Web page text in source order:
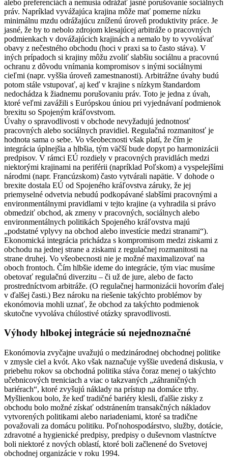
alebo preferenciách a nemusia odrážať jasné porušovanie sociálnych
práv. Napríklad vyvážajúca krajina môže mať pomerne nízku
minimálnu mzdu odrážajúcu zníženú úroveň produktivity práce. Je
jasné, že by to nebolo zdrojom klesajúcej arbitráže o pracovných
podmienkach v dovážajúcich krajinách a nemalo by to vyvolávať
obavy z nečestného obchodu (hoci v praxi sa to často stáva). V
iných prípadoch si krajiny môžu zvoliť slabšiu sociálnu a pracovnú
ochranu z dôvodu vnímania kompromisov s inými sociálnymi
cieľmi (napr. vyššia úroveň zamestnanosti). Arbitrážne úvahy budú
potom stále vstupovať, aj keď v krajine s nízkym štandardom
nedochádza k žiadnemu porušovaniu práv. Toto je jedna z úvah,
ktoré veľmi zavážili s Európskou úniou pri vyjednávaní podmienok
brexitu so Spojeným kráľovstvom.
Úvahy o spravodlivosti v obchode nevyžadujú jednotnosť
pracovných alebo sociálnych pravidiel. Regulačná rozmanitosť je
hodnota sama o sebe. Vo všeobecnosti však platí, že čím je
integrácia úplnejšia a hlbšia, tým väčší bude dopyt po harmonizácii
predpisov. V rámci EÚ rozdiely v pracovných pravidlách medzi
niektorými krajinami na periférii (napríklad Poľskom) a vyspelejšími
národmi (napr. Francúzskom) často vytvárali napätie. V dohode o
brexite dostala EÚ od Spojeného kráľovstva záruky, že jej
priemyselné odvetvia nebudú podkopávané slabšími pracovnými a
environmentálnymi pravidlami v tejto krajine (a vyhradila si právo
obmedziť obchod, ak zmeny v pracovných, sociálnych alebo
environmentálnych politikách Spojeného kráľovstva majú
„podstatné vplyvy na obchod alebo investície medzi stranami“).
Ekonomická integrácia prichádza s kompromisom medzi ziskami z
obchodu na jednej strane a ziskami z regulačnej rozmanitosti na
strane druhej. Vo všeobecnosti nie je možné maximalizovať na
oboch frontoch. Čím hlbšie ideme do integrácie, tým viac musíme
obetovať regulačnú diverzitu – či už de jure, alebo de facto
prostredníctvom arbitráže. (O regulačnej harmonizácii hovorím ďalej
v ďalšej časti.) Bez nároku na riešenie takýchto problémov by
ekonómovia mohli uznať, že obchod za takýchto podmienok
skutočne vyvoláva chúlostivé otázky spravodlivosti.
Výhody hlbokej integrácie sú nejednoznačné
Ekonómovia zvyčajne uvažujú o medzinárodnej obchodnej politike
v zmysle ciel a kvót. Ako však naznačuje vyššie uvedená diskusia, v
priebehu rokov sa obchodná politika stáva čoraz menej o takýchto
učebnicových treniciach a viac o takzvaných „záhraničných
bariérach“, ktoré zvyšujú náklady na prístup na domáce trhy.
Myšlienkou bolo, že keď tradičné bariéry klesli, ďalšie zisky z
obchodu bolo možné získať odstránením transakčných nákladov
vytvorených politikami alebo nariadeniami, ktoré sa tradične
považovali za domácu politiku. Poľnohospodárstvo, služby, dotácie,
zdravotné a hygienické predpisy, predpisy o duševnom vlastníctve
boli niektoré z nových oblastí, ktoré boli začlenené do Svetovej
obchodnej organizácie v roku 1994.